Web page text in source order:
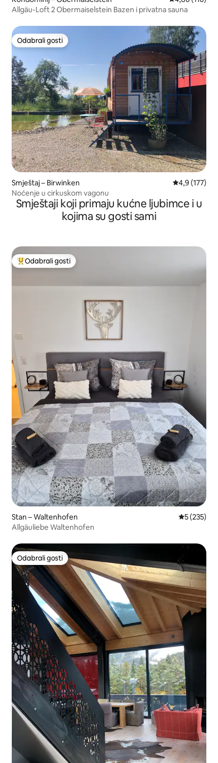
Allgäu-Loft 2 Obermaiselstein Bazen i privatna sauna
Odabrali gosti
Odabrali gosti
Smještaj – Birwinken Prosječna
4,9 (177)
Noćenje u cirkuskom vagonu
Smještaji koji primaju kućne ljubimce i u
kojima su gosti sami
Među najviše rangiranima s oznakom „Odabrali gosti”
Odabrali gosti
Stan – Waltenhofen Prosječna
5 (235)
Allgäuliebe Waltenhofen
Odabrali gosti
Odabrali gosti